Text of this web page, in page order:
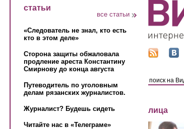
статьи
все статьи
«Следователь не знал, кто есть
кто в этом деле»
Сторона защиты обжаловала
продление ареста Константину
Смирнову до конца августа
Путеводитель по уголовным
делам рязанских журналистов.
Журналист? Будешь сидеть
Читайте нас в «Телеграме»
лица